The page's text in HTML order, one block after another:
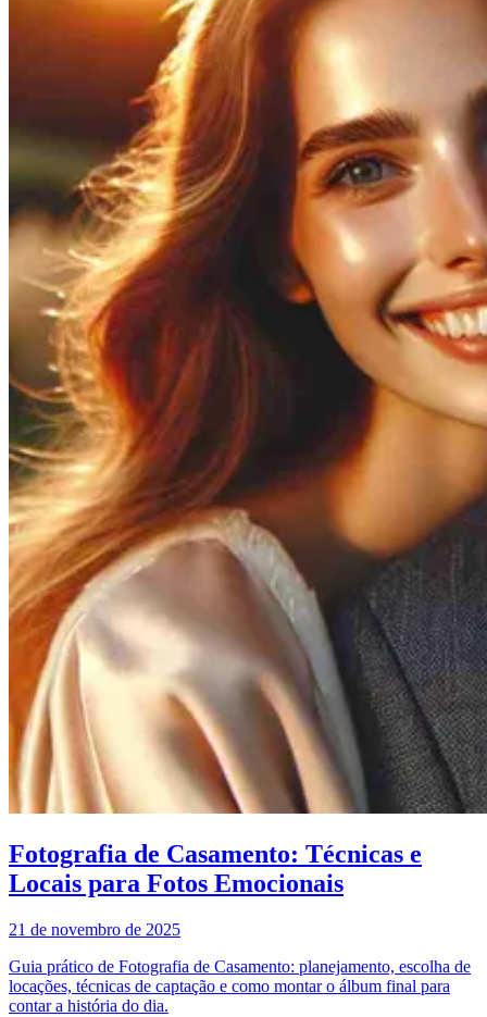
Fotografia de Casamento: Técnicas e
Locais para Fotos Emocionais
21 de novembro de 2025
Guia prático de Fotografia de Casamento: planejamento, escolha de
locações, técnicas de captação e como montar o álbum final para
contar a história do dia.